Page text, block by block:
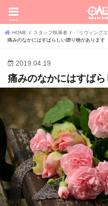
menu
HOME スタッフ執筆者
「リヴィング
痛みのなかにはすばらしい贈り物があります
2019.04.19
痛みのなかにはすば